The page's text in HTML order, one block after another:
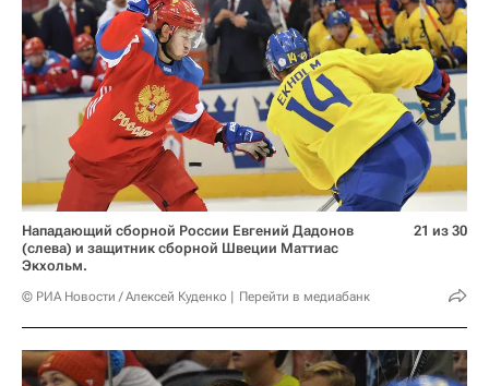
Нападающий сборной России Евгений Дадонов
(слева) и защитник сборной Швеции Маттиас
Экхольм.
© РИА Новости / Алексей Куденко Перейти в медиабанк
21 из 30